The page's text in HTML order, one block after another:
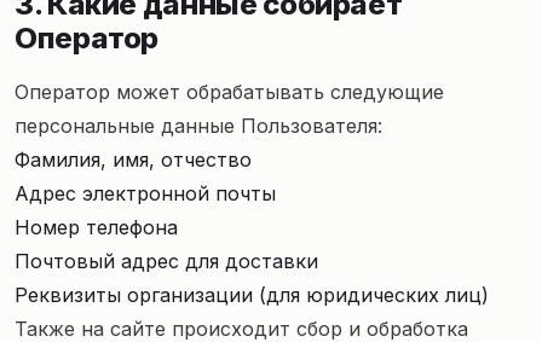
Оператор
Оператор может обрабатывать следующие
персональные данные Пользователя:
Фамилия, имя, отчество
Адрес электронной почты
Номер телефона
Почтовый адрес для доставки
Реквизиты организации (для юридических лиц)
Также на сайте происходит сбор и обработка